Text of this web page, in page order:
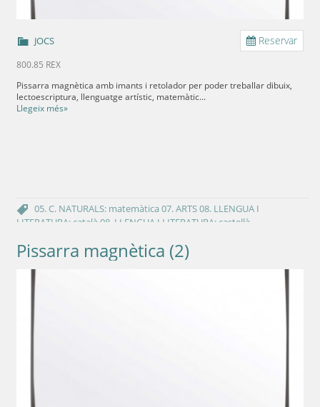
Reservar
JOCS
800.85 REX
Pissarra magnètica amb imants i retolador per poder treballar dibuix,
lectoescriptura, llenguatge artístic, matemàtic...
Llegeix més»
05. C. NATURALS: matemàtica07. ARTS08. LLENGUA I
LITERATURA: català 08. LLENGUA I LITERATURA: castellà
Pissarra magnètica (2)